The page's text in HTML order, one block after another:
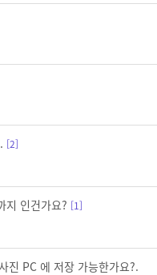
[2]
지 인건가요? [1]
PC 에 저장 가능한가요?.